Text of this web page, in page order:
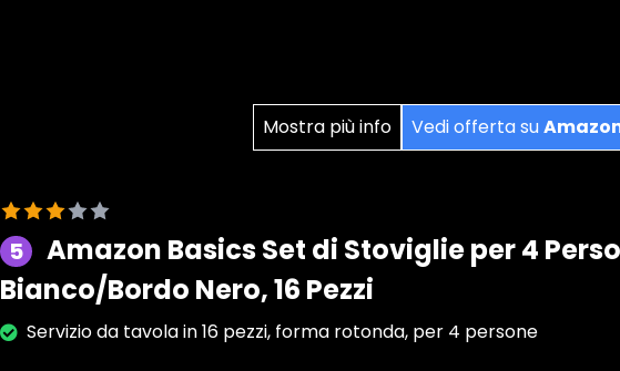
Mostra più info Vedi offerta su
5
Amazon Basics Set di Stoviglie per 4
Bianco/Bordo Nero, 16 Pezzi
Servizio da tavola in 16 pezzi, forma rotonda, per 4 persone